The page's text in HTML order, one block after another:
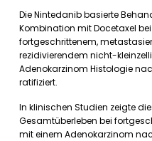
Die Nintedanib basierte
Kombination mit Docetaxel
fortgeschrittenem,
rezidivierendem nicht-
Adenokarzinom Histologie
ratifiziert.
In klinischen Studien zeigte
Gesamtüberleben bei
mit einem Adenokarzinom